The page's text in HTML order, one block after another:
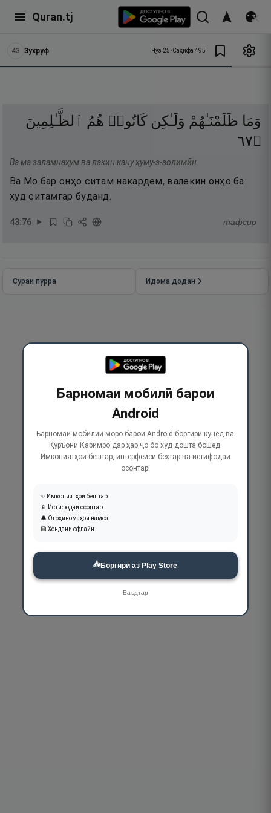
Quran.tj
43 Зухруф Ҷуз 25•Саҳифа 495
وَمَا ظَلَمْنَـٰهُمْ وَلَـٰكِن كَانُوا۟ هُمُ ٱلظَّـٰلِمِينَ
۝٧٦
Ва ма заламнаҳум ва лакин кану ҳуму-з-золимӣн.
Ва Мо бар онҳо ситам накардем, валекин онҳо ба
худ ситамгар буданд.
43:76 тафсир
Сураи пурра Идома додан
Барномаи мобилӣ барои
Android
Барномаи мобилии моро барои Android боргирӣ кунед ва
Қуръони Каримро дар ҳар ҷо бо худ дошта бошед.
Имкониятҳои бештар, интерфейси беҳтар ва истифодаи
осонтар!
✨ Имкониятҳои бештар
📱 Истифодаи осонтар
🔔 Огоҳиномаҳои намоз
💾 Хондани офлайн
📥Боргирӣ аз Play Store
Баъдтар